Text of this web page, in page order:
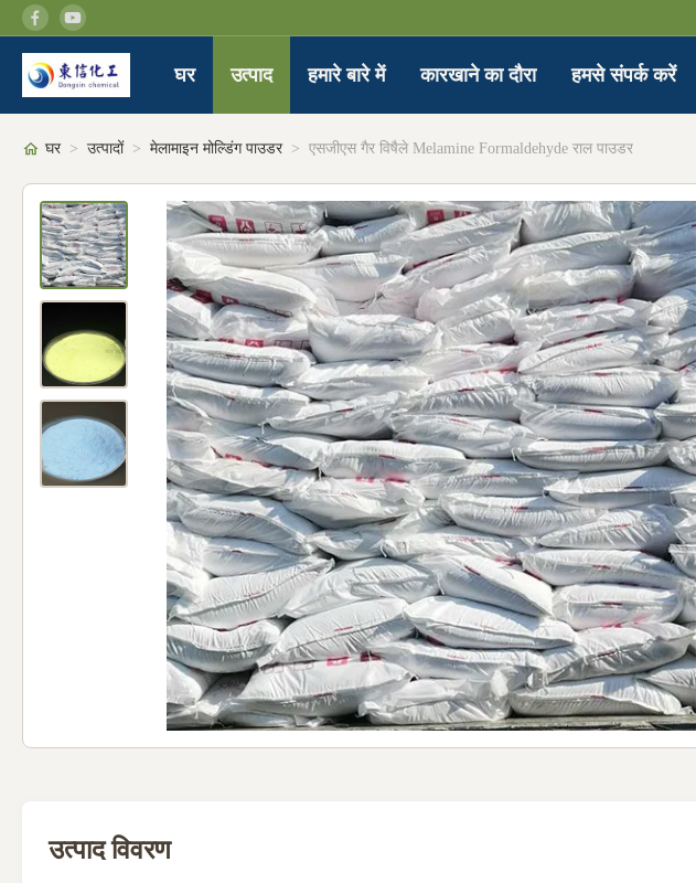
घर उत्पाद हमारे बारे में कारखाने का दौरा हमसे संपर्क करें
घर > उत्पादों > मेलामाइन मोल्डिंग पाउडर > एसजीएस गैर विषैले Melamine Formaldehyde राल पाउडर
उत्पाद विवरण